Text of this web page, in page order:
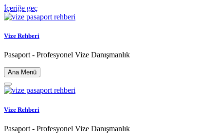
İçeriğe geç
Vize Rehberi
Pasaport - Profesyonel Vize Danışmanlık
Ana Menü
Vize Rehberi
Pasaport - Profesyonel Vize Danışmanlık